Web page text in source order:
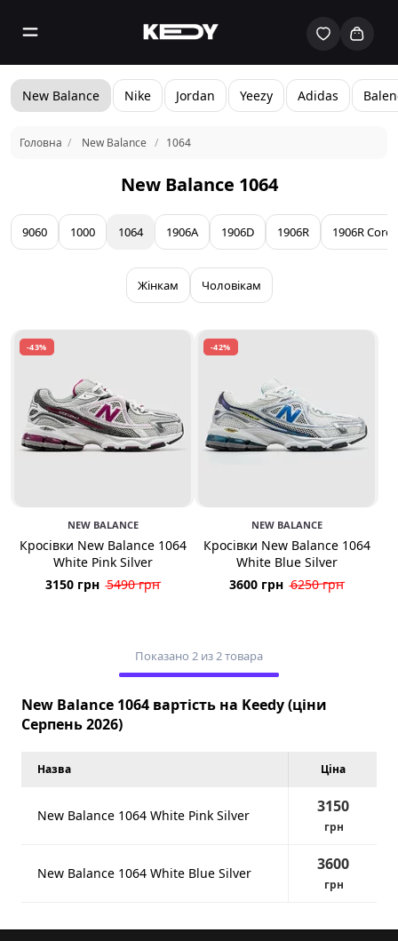
New Balance Nike Jordan Yeezy Adidas
Головна New Balance 1064
New Balance 1064
9060 1000 1064 1906A 1906D 1906R 1906R
Жінкам Чоловікам
-43%
NEW BALANCE
Кросівки New Balance 1064
White Pink Silver
3150 грн 5490 грн
-42%
NEW BALANCE
Кросівки New Balance 1064
White Blue Silver
3600 грн 6250 грн
Показано 2 из 2 товара
New Balance 1064 вартість на Keedy (ціни
Серпень 2026)
Назва Ціна
New Balance 1064 White Pink Silver 3150
грн
New Balance 1064 White Blue Silver 3600
грн